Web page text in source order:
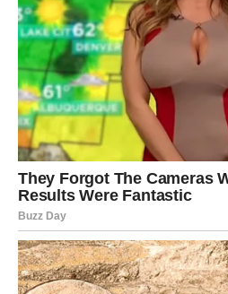
Ne zatvarajte vrata promjenama.
Sudbina vas vodi
važnom
Pred vama su lijepi trenuci.
JARAC
Rezultati rada postaju vidljivi.